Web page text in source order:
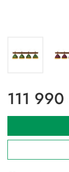
111